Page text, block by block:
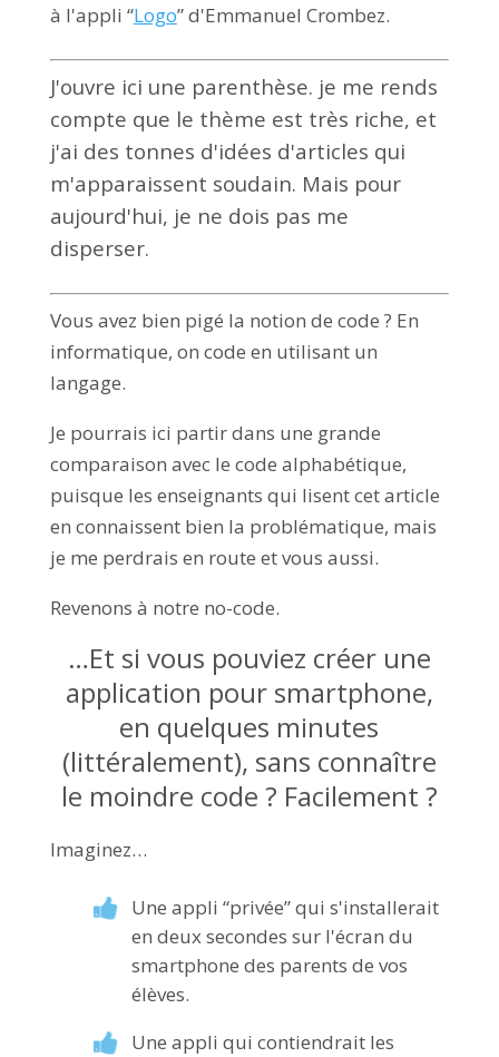
à l'appli “Logo” d'Emmanuel Crombez.
J'ouvre ici une parenthèse. je me rends
compte que le thème est très riche, et
j'ai des tonnes d'idées d'articles qui
m'apparaissent soudain. Mais pour
aujourd'hui, je ne dois pas me
disperser.
Vous avez bien pigé la notion de code ? En
informatique, on code en utilisant un
langage.
Je pourrais ici partir dans une grande
comparaison avec le code alphabétique,
puisque les enseignants qui lisent cet article
en connaissent bien la problématique, mais
je me perdrais en route et vous aussi.
Revenons à notre no-code.
…Et si vous pouviez créer une
application pour smartphone,
en quelques minutes
(littéralement), sans connaître
le moindre code ? Facilement ?
Imaginez…
Une appli “privée” qui s'installerait
en deux secondes sur l'écran du
smartphone des parents de vos
élèves.
Une appli qui contiendrait les